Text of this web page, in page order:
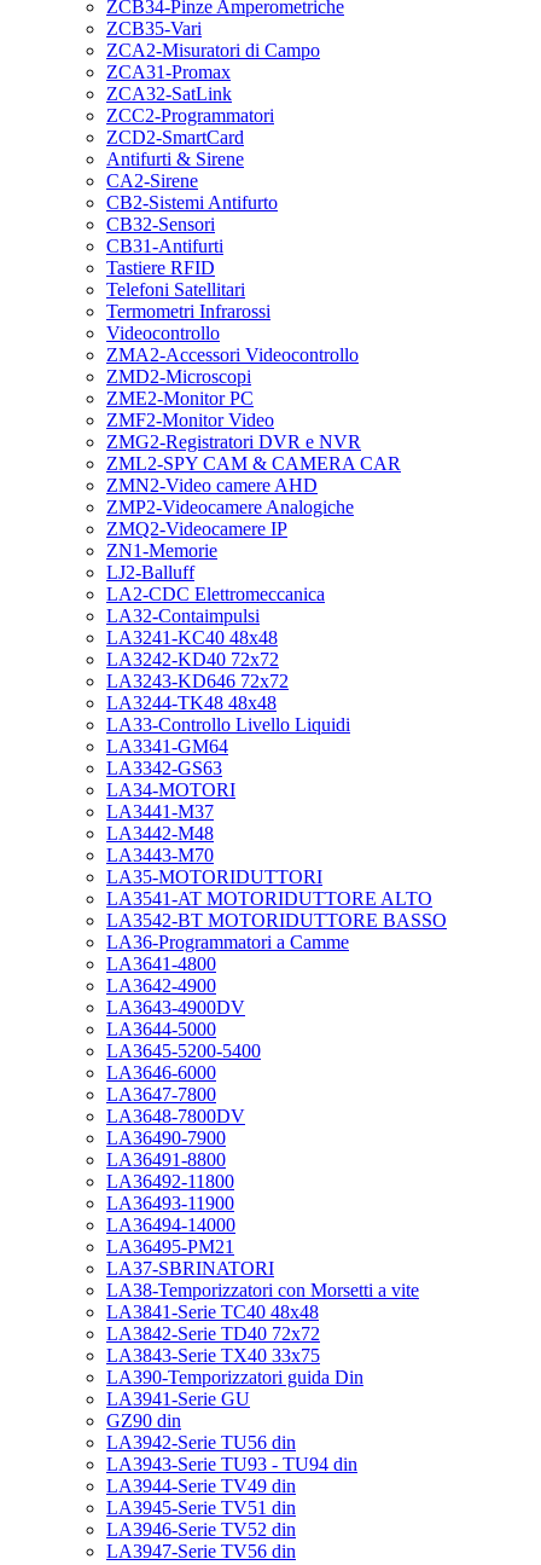
ZCB34-Pinze Amperometriche
ZCB35-Vari
ZCA2-Misuratori di Campo
ZCA31-Promax
ZCA32-SatLink
ZCC2-Programmatori
ZCD2-SmartCard
Antifurti & Sirene
CA2-Sirene
CB2-Sistemi Antifurto
CB32-Sensori
CB31-Antifurti
Tastiere RFID
Telefoni Satellitari
Termometri Infrarossi
Videocontrollo
ZMA2-Accessori Videocontrollo
ZMD2-Microscopi
ZME2-Monitor PC
ZMF2-Monitor Video
ZMG2-Registratori DVR e NVR
ZML2-SPY CAM & CAMERA CAR
ZMN2-Video camere AHD
ZMP2-Videocamere Analogiche
ZMQ2-Videocamere IP
ZN1-Memorie
LJ2-Balluff
LA2-CDC Elettromeccanica
LA32-Contaimpulsi
LA3241-KC40 48x48
LA3242-KD40 72x72
LA3243-KD646 72x72
LA3244-TK48 48x48
LA33-Controllo Livello Liquidi
LA3341-GM64
LA3342-GS63
LA34-MOTORI
LA3441-M37
LA3442-M48
LA3443-M70
LA35-MOTORIDUTTORI
LA3541-AT MOTORIDUTTORE ALTO
LA3542-BT MOTORIDUTTORE BASSO
LA36-Programmatori a Camme
LA3641-4800
LA3642-4900
LA3643-4900DV
LA3644-5000
LA3645-5200-5400
LA3646-6000
LA3647-7800
LA3648-7800DV
LA36490-7900
LA36491-8800
LA36492-11800
LA36493-11900
LA36494-14000
LA36495-PM21
LA37-SBRINATORI
LA38-Temporizzatori con Morsetti a vite
LA3841-Serie TC40 48x48
LA3842-Serie TD40 72x72
LA3843-Serie TX40 33x75
LA390-Temporizzatori guida Din
LA3941-Serie GU
GZ90 din
LA3942-Serie TU56 din
LA3943-Serie TU93 - TU94 din
LA3944-Serie TV49 din
LA3945-Serie TV51 din
LA3946-Serie TV52 din
LA3947-Serie TV56 din